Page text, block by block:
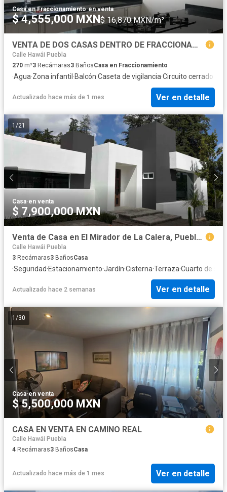
Casa en Fraccionamiento·en venta
$ 4,555,000 MXN $ 16,870 MXN/m²
VENTA DE DOS CASAS DENTRO DE FRACCIONAMIENTO CERCA DE LA UVP
Calle Hawái Puebla
270 m²3 Recámaras3 BañosCasa en Fraccionamiento
·Agua·Zona infantil ·Balcón·Caseta de vigilancia·Circuito cerrado de
Actualizado hace más de 1 mes Ver en detalle
1 /21
Casa·en venta
$ 7,900,000 MXN
Venta de Casa en El Mirador de La Calera, Puebla, Pue.
Calle Hawái Puebla
3 Recámaras3 BañosCasa
·Seguridad·Estacionamiento·Jardín·Cisterna·Terraza·Cuarto de
Actualizado hace 2 semanas Ver en detalle
1 /30
Casa·en venta
$ 5,500,000 MXN
CASA EN VENTA EN CAMINO REAL
Calle Hawái Puebla
4 Recámaras3 BañosCasa
Actualizado hace más de 1 mes Ver en detalle